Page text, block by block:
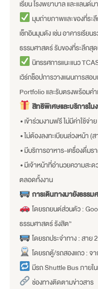
เรียน โรงพยาบาล และแลนด์
มุมถ่ายภาพและของที่ระ
เช็กอินมุมดัง เช่น อาคารเรีย
ธรรมศาสตร์ รับของที่ระลึกสุ
นิทรรศการแนะแนว
เวิร์กช็อปการวางแผนการสอ
Portfolio และรับตรงพร้อมค
สิทธิพิเศษและบริการใน
• เข้าร่วมงานฟรี ไม่มีค่าใช้จ่าย
• ไม่ต้องลงทะเบียนล่วงหน้า
• มีบริการอาหาร-เครื่องดื่มร
• มีเจ้าหน้าที่อำนวยความสะ
ตลอดทั้งงาน
การเดินทางมายังธรร
โดยรถยนต์ส่วนตัว :
ธรรมศาสตร์ รังสิต”
โดยรถประจำทาง : สา
โดยรถตู้/รถสองแถว : จ
มีรถ Shuttle Bus ภาย
ช่องทางติดตามข่าวสาร